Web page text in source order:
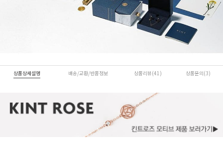
상품상세설명 배송/교환/반품정보 상품리뷰(41) 상품문의(3)